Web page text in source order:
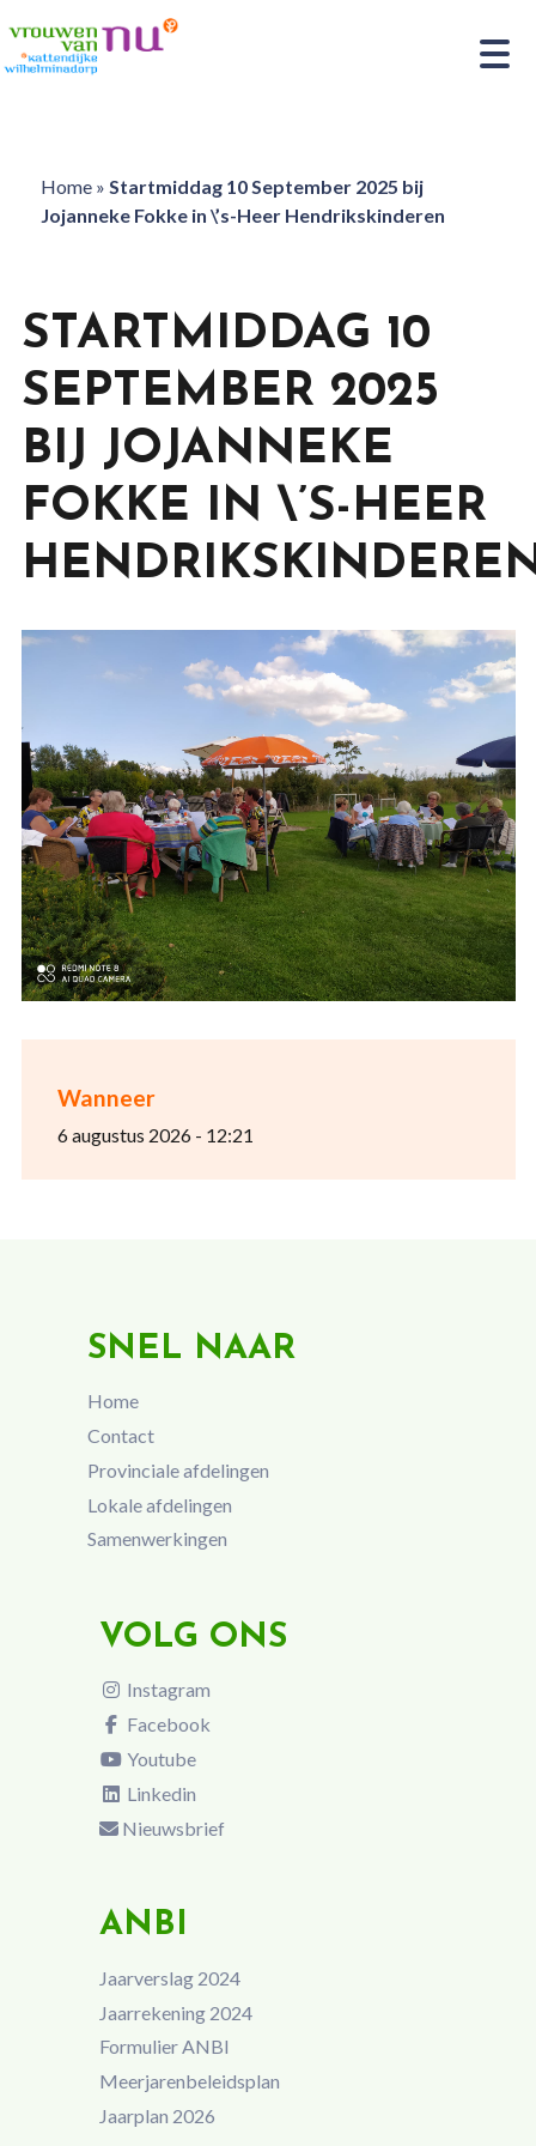
Home» Startmiddag 10 September 2025 bij
Jojanneke Fokke in \’s-Heer Hendrikskinderen
Wanneer
6 augustus 2026 - 12:21
STARTMIDDAG 10
SEPTEMBER 2025
BIJ JOJANNEKE
FOKKE IN \’S-HEER
SNEL NAAR
Home
Contact
Provinciale afdelingen
Lokale afdelingen
Samenwerkingen
VOLG ONS
Instagram
Facebook
Youtube
Linkedin
Nieuwsbrief
ANBI
Jaarverslag 2024
Jaarrekening 2024
Formulier ANBI
Meerjarenbeleidsplan
Jaarplan 2026